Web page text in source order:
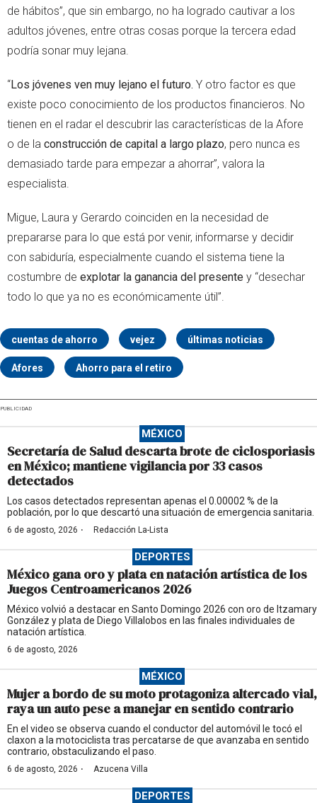
de hábitos”, que sin embargo, no ha logrado cautivar a los
adultos jóvenes, entre otras cosas porque la tercera edad
podría sonar muy lejana.
“Los jóvenes ven muy lejano el futuro. Y otro factor es que
existe poco conocimiento de los productos financieros. No
tienen en el radar el descubrir las características de la Afore
o de la construcción de capital a largo plazo, pero nunca es
demasiado tarde para empezar a ahorrar”, valora la
especialista.
Migue, Laura y Gerardo coinciden en la necesidad de
prepararse para lo que está por venir, informarse y decidir
con sabiduría, especialmente cuando el sistema tiene la
costumbre de explotar la ganancia del presente y “desechar
todo lo que ya no es económicamente útil”.
cuentas de ahorro vejez últimas noticias
Afores Ahorro para el retiro
PUBLICIDAD
MÉXICO
Secretaría de Salud descarta brote de ciclosporiasis
en México; mantiene vigilancia por 33 casos
detectados
Los casos detectados representan apenas el 0.00002 % de la
población, por lo que descartó una situación de emergencia sanitaria.
6 de agosto, 2026 · Redacción La-Lista
DEPORTES
México gana oro y plata en natación artística de los
Juegos Centroamericanos 2026
México volvió a destacar en Santo Domingo 2026 con oro de Itzamary
González y plata de Diego Villalobos en las finales individuales de
natación artística.
6 de agosto, 2026
MÉXICO
Mujer a bordo de su moto protagoniza altercado vial,
raya un auto pese a manejar en sentido contrario
En el video se observa cuando el conductor del automóvil le tocó el
claxon a la motociclista tras percatarse de que avanzaba en sentido
contrario, obstaculizando el paso.
6 de agosto, 2026 · Azucena Villa
DEPORTES